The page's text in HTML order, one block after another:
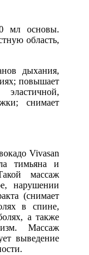
мл основы.
область,
дыхания,
повышает
снимает
Vivasan
тимьяна и
массаж
нарушении
(снимает
в спине,
а также
Массаж
выведение